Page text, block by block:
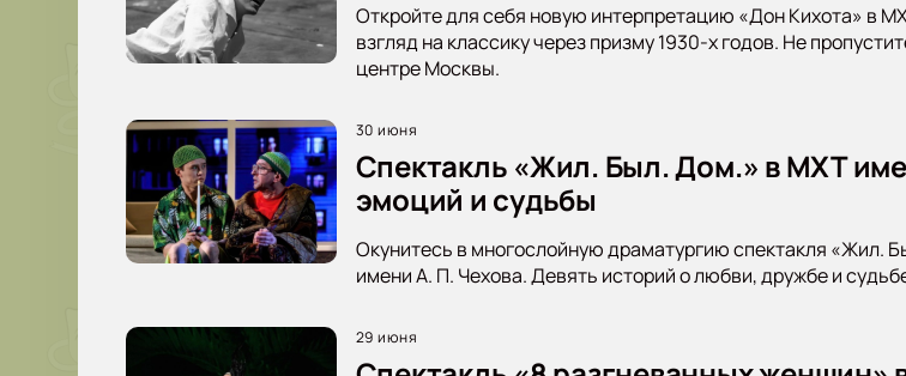
Откройте для себя новую интерпретацию «Дон Кихота» в
взгляд на классику через призму 1930-х годов. Не
центре Москвы.
30 июня
Спектакль «Жил. Был. Дом.» в МХТ
эмоций и судьбы
Окунитесь в многослойную драматургию спектакля «Жил.
имени А. П. Чехова. Девять историй о любви, дружбе и
29 июня